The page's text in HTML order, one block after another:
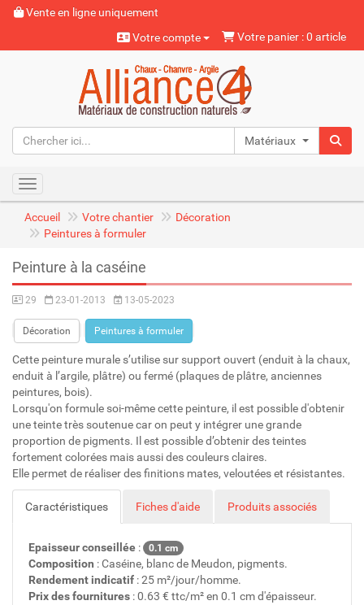
Vente en ligne uniquement
Votre compte
Votre panier : 0 article
Matériaux naturels
Toggle navigation
Accueil Votre chantier
Décoration
Peintures à formuler
Peinture à la caséine
29 23-01-2013 13-05-2023
Décoration Peintures à formuler
Cette peinture murale s’utilise sur support ouvert (enduit à la chaux,
enduit à l’argile, plâtre) ou fermé (plaques de plâtre, anciennes
peintures, bois).
Lorsqu'on formule soi-même cette peinture, il est possible d'obtenir
une teinte très soutenue car on peut y intégrer une grande
proportion de pigments. Il est possible d’obtenir des teintes
fortement colorées mais aussi des couleurs claires.
Elle permet de réaliser des finitions mates, veloutées et résistantes.
Caractéristiques Fiches d'aide Produits associés
Epaisseur conseillée : 0.1 cm
Composition : Caséine, blanc de Meudon, pigments.
Rendement indicatif : 25 m²/jour/homme.
Prix des fournitures : 0.63 € ttc/m² en 0.1 cm d'épaisseur.